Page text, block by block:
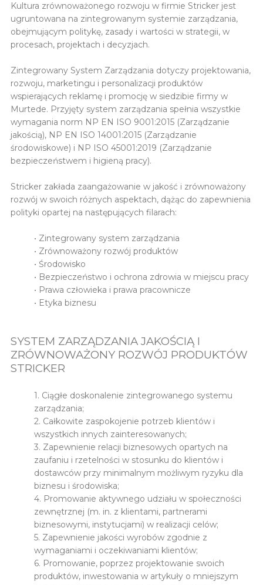
Kultura zrównoważonego rozwoju w firmie Stricker jest
ugruntowana na zintegrowanym systemie zarządzania,
obejmującym politykę, zasady i wartości w strategii, w
procesach, projektach i decyzjach.
Zintegrowany System Zarządzania dotyczy projektowania,
rozwoju, marketingu i personalizacji produktów
wspierających reklamę i promocję w siedzibie firmy w
Murtede. Przyjęty system zarządzania spełnia wszystkie
wymagania norm NP EN ISO 9001:2015 (Zarządzanie
jakością), NP EN ISO 14001:2015 (Zarządzanie
środowiskowe) i NP ISO 45001:2019 (Zarządzanie
bezpieczeństwem i higieną pracy).
Stricker zakłada zaangażowanie w jakość i zrównoważony
rozwój w swoich różnych aspektach, dążąc do zapewnienia
polityki opartej na następujących filarach:
• Zintegrowany system zarządzania
• Zrównoważony rozwój produktów
• Środowisko
• Bezpieczeństwo i ochrona zdrowia w miejscu pracy
• Prawa człowieka i prawa pracownicze
• Etyka biznesu
SYSTEM ZARZĄDZANIA JAKOŚCIĄ I
ZRÓWNOWAŻONY ROZWÓJ PRODUKTÓW
STRICKER
1. Ciągłe doskonalenie zintegrowanego systemu
zarządzania;
2. Całkowite zaspokojenie potrzeb klientów i
wszystkich innych zainteresowanych;
3. Zapewnienie relacji biznesowych opartych na
zaufaniu i rzetelności w stosunku do klientów i
dostawców przy minimalnym możliwym ryzyku dla
biznesu i środowiska;
4. Promowanie aktywnego udziału w społeczności
zewnętrznej (m. in. z klientami, partnerami
biznesowymi, instytucjami) w realizacji celów;
5. Zapewnienie jakości wyrobów zgodnie z
wymaganiami i oczekiwaniami klientów;
6. Promowanie, poprzez projektowanie swoich
produktów, inwestowania w artykuły o mniejszym